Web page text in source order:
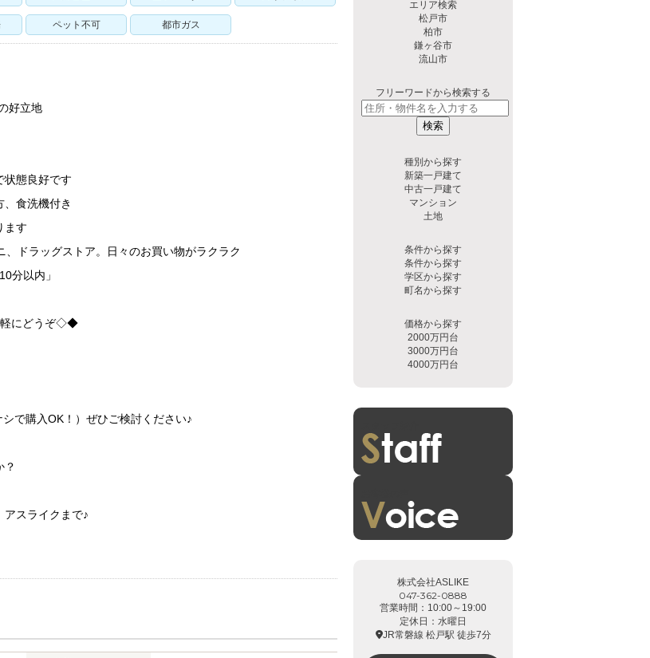
ペット不可 都市ガス
好立地
状態良好です
、食洗機付き
ます
、ドラッグストア。日々のお買い物がラクラク
分以内」
軽にどうぞ◇◆
で購入OK！）ぜひご検討ください♪
？
アスライクまで♪
エリア検索
松戸市
柏市
鎌ヶ谷市
流山市
フリーワードから検索する
検索
種別から探す
新築一戸建て
中古一戸建て
マンション
土地
条件から探す
条件から探す
学区から探す
町名から探す
価格から探す
2000万円台
3000万円台
4000万円台
株式会社ASLIKE
047-362-0888
営業時間：10:00～19:00
定休日：水曜日
JR常磐線 松戸駅 徒歩7分